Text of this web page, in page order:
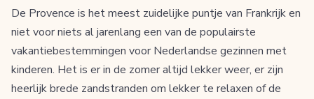
De Provence is het meest zuidelijke puntje van Frankrijk en
niet voor niets al jarenlang een van de populairste
vakantiebestemmingen voor Nederlandse gezinnen met
kinderen. Het is er in de zomer altijd lekker weer, er zijn
heerlijk brede zandstranden om lekker te relaxen of de